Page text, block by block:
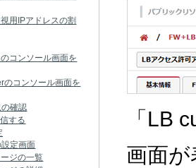
用IPアドレスの割
コンソール画面を
のコンソール画面を
確認
する
定画面
ジの一覧
「LB
画面